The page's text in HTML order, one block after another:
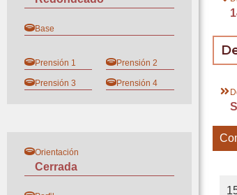
Base
Prensión 1 Prensión 2
Prensión 3 Prensión 4
Orientación
Cerrada